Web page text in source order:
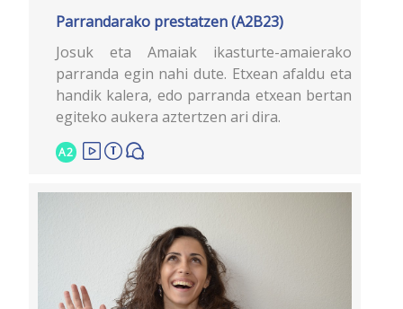
Parrandarako prestatzen (A2B23)
Josuk eta Amaiak ikasturte-amaierako
parranda egin nahi dute. Etxean afaldu eta
handik kalera, edo parranda etxean bertan
egiteko aukera aztertzen ari dira.
A2